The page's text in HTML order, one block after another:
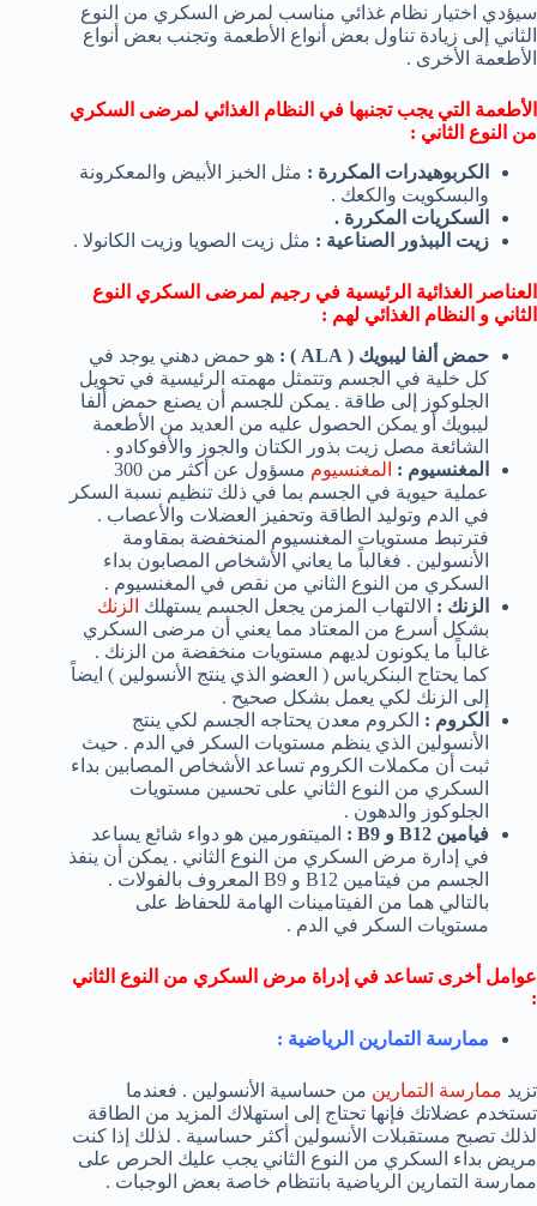
سيؤدي اختيار نظام غذائي مناسب لمرض السكري من النوع
الثاني إلى زيادة تناول بعض أنواع الأطعمة وتجنب بعض أنواع
الأطعمة الأخرى .
الأطعمة التي يجب تجنبها في النظام الغذائي لمرضى السكري
من النوع الثاني :
الكربوهيدرات المكررة : مثل الخبز الأبيض والمعكرونة
والبسكويت والكعك .
السكريات المكررة .
زيت الببذور الصناعية : مثل زيت الصويا وزيت الكانولا .
العناصر الغذائية الرئيسية في رجيم لمرضى السكري النوع
الثاني و النظام الغذائي لهم :
حمض ألفا ليبويك ( ALA
) : هو حمض دهني يوجد في
كل خلية في الجسم وتتمثل مهمته الرئيسية في تحويل
الجلوكوز إلى طاقة . يمكن للجسم أن يصنع حمض ألفا
ليبويك أو يمكن الحصول عليه من العديد من الأطعمة
الشائعة مصل زيت بذور الكتان والجوز والأفوكادو .
المغنسيوم : المغنسيوم
مسؤول عن أكثر من 300
عملية حيوية في الجسم بما في ذلك تنظيم نسبة السكر
في الدم وتوليد الطاقة وتحفيز العضلات والأعصاب .
فترتبط مستويات المغنسيوم المنخفضة بمقاومة
الأنسولين . فغالباً ما يعاني الأشخاص المصابون بداء
السكري من النوع الثاني من نقص في المغنسيوم .
الزنك : الالتهاب المزمن يجعل الجسم يستهلك الزنك
بشكل أسرع من المعتاد مما يعني أن مرضى السكري
غالباً ما يكونون لديهم مستويات منخفضة من الزنك .
كما يحتاج البنكرياس ( العضو الذي ينتج الأنسولين ) ايضاً
إلى الزنك لكي يعمل بشكل صحيح .
الكروم : الكروم معدن يحتاجه الجسم لكي ينتج
الأنسولين الذي ينظم مستويات السكر في الدم . حيث
ثبت أن مكملات الكروم تساعد الأشخاص المصابين بداء
السكري من النوع الثاني على تحسين مستويات
الجلوكوز والدهون .
فيامين B12 و B9
: الميتفورمين هو دواء شائع يساعد
في إدارة مرض السكري من النوع الثاني . يمكن أن ينفذ
الجسم من فيتامين B12 و B9 المعروف بالفولات .
بالتالي هما من الفيتامينات الهامة للحفاظ على
مستويات السكر في الدم .
عوامل أخرى تساعد في إدراة مرض السكري من النوع الثاني
:
ممارسة التمارين الرياضية :
تزيد ممارسة التمارين من حساسية الأنسولين . فعندما
تستخدم عضلاتك فإنها تحتاج إلى استهلاك المزيد من الطاقة
لذلك تصبح مستقبلات الأنسولين أكثر حساسية . لذلك إذا كنت
مريض بداء السكري من النوع الثاني يجب عليك الحرص على
ممارسة التمارين الرياضية بانتظام خاصة بعض الوجبات .